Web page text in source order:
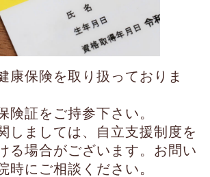
康保険を取り扱っておりま
険証をご持参下さい。
しましては、自立支援制度を
る場合がございます。お問い
時にご相談ください。